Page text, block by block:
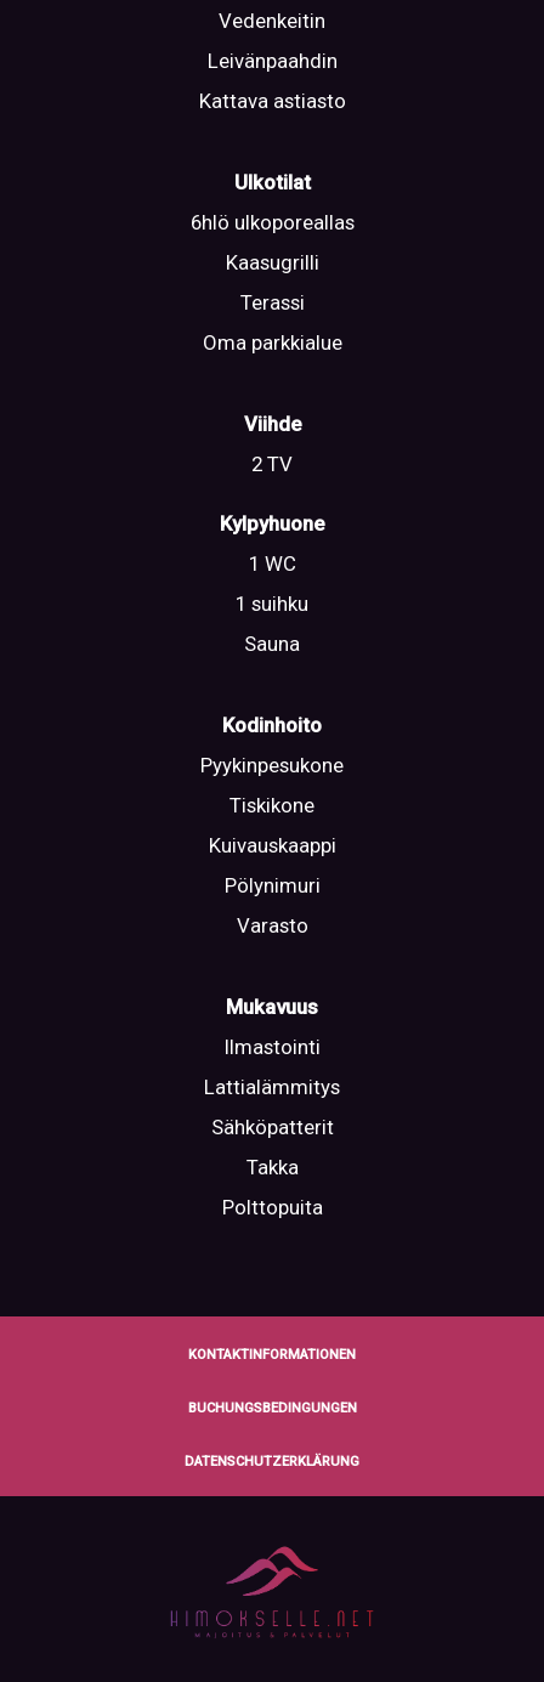
Vedenkeitin
Leivänpaahdin
Kattava astiasto
Ulkotilat
6hlö ulkoporeallas
Kaasugrilli
Terassi
Oma parkkialue
Viihde
2 TV
Kylpyhuone
1 WC
1 suihku
Sauna
Kodinhoito
Pyykinpesukone
Tiskikone
Kuivauskaappi
Pölynimuri
Varasto
Mukavuus
Ilmastointi
Lattialämmitys
Sähköpatterit
Takka
Polttopuita
KONTAKTINFORMATIONEN
BUCHUNGSBEDINGUNGEN
DATENSCHUTZERKLÄRUNG